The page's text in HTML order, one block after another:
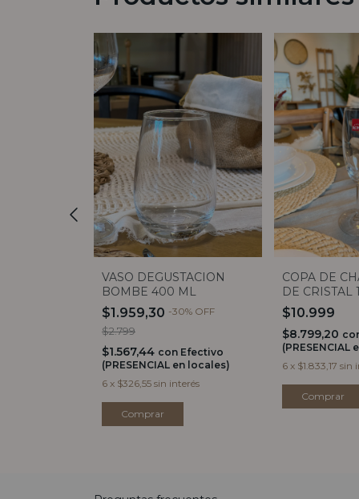
VASO DEGUSTACION
BOMBE 400 ML
$1.959,30 -30% OFF
$2.799
$1.567,44 con Efectivo
(PRESENCIAL en locales)
6 x $326,55 sin interés
COPA DE
DE CRISTAL
$10.999
$8.799,20
(PRESENCIAL
6 x $1.833,17 sin